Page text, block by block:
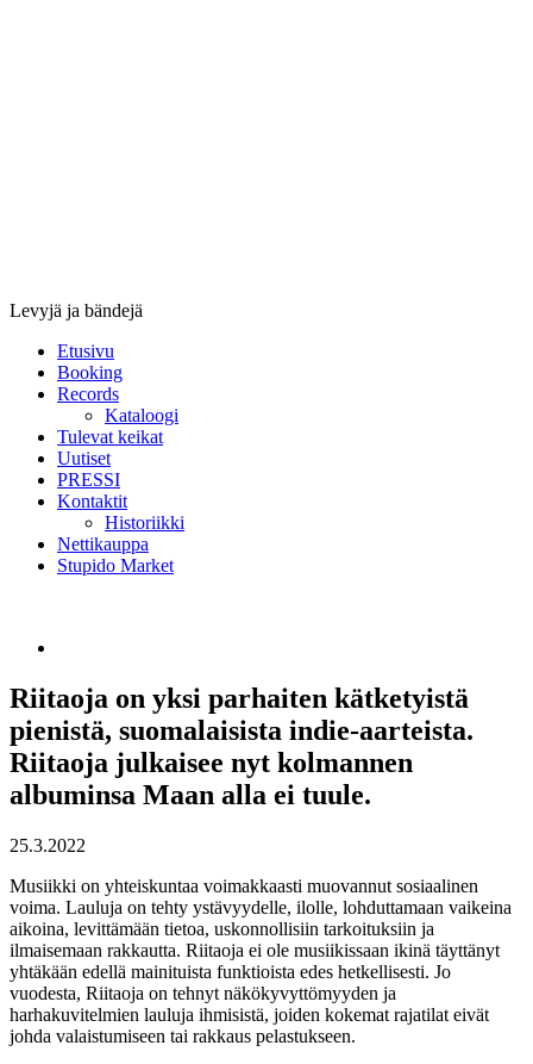
Levyjä ja bändejä
Etusivu
Booking
Records
Kataloogi
Tulevat keikat
Uutiset
PRESSI
Kontaktit
Historiikki
Nettikauppa
Stupido Market
Riitaoja on yksi parhaiten kätketyistä
pienistä, suomalaisista indie-aarteista.
Riitaoja julkaisee nyt kolmannen
albuminsa Maan alla ei tuule.
25.3.2022
Musiikki on yhteiskuntaa voimakkaasti muovannut sosiaalinen
voima. Lauluja on tehty ystävyydelle, ilolle, lohduttamaan vaikeina
aikoina, levittämään tietoa, uskonnollisiin tarkoituksiin ja
ilmaisemaan rakkautta. Riitaoja ei ole musiikissaan ikinä täyttänyt
yhtäkään edellä mainituista funktioista edes hetkellisesti. Jo
vuodesta, Riitaoja on tehnyt näkökyvyttömyyden ja
harhakuvitelmien lauluja ihmisistä, joiden kokemat rajatilat eivät
johda valaistumiseen tai rakkaus pelastukseen.